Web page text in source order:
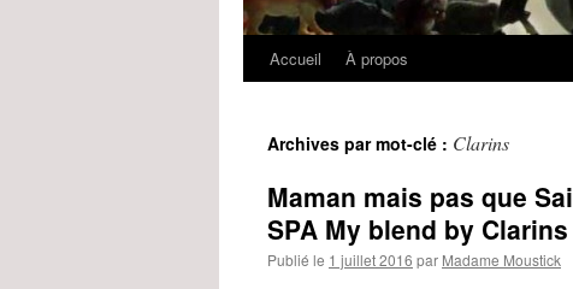
Aller
contenu
Accueil À propos
Archives par mot-clé : Clarins
Maman mais pas que
SPA My blend by
Publié le 1 juillet 2016 par Madame Moustick